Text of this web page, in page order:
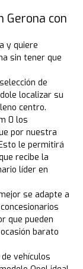
Gerona con
y quiere
sin tener que
de
localizar su
centro.
0 los
por nuestra
le permitirá
recibe la
líder en
se adapte a
que pueden
barato
vehículos